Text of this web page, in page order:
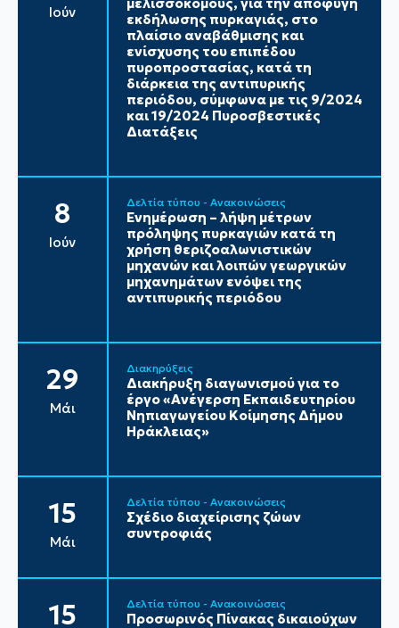
Ιούν
μελισσοκόμους, για την αποφυγή
εκδήλωσης πυρκαγιάς, στο
πλαίσιο αναβάθμισης και
ενίσχυσης του επιπέδου
πυροπροστασίας, κατά τη
διάρκεια της αντιπυρικής
περιόδου, σύμφωνα με τις 9/2024
και 19/2024 Πυροσβεστικές
Διατάξεις
8
Ιούν
Δελτία τύπου - Ανακοινώσεις
Ενημέρωση – λήψη μέτρων
πρόληψης πυρκαγιών κατά τη
χρήση θεριζοαλωνιστικών
μηχανών και λοιπών γεωργικών
μηχανημάτων ενόψει της
αντιπυρικής περιόδου
29
Μάι
Διακηρύξεις
Διακήρυξη διαγωνισμού για το
έργο «Ανέγερση Εκπαιδευτηρίου
Νηπιαγωγείου Κοίμησης Δήμου
Ηράκλειας»
15
Μάι
Δελτία τύπου - Ανακοινώσεις
Σχέδιο διαχείρισης ζώων
συντροφιάς
15 Δελτία τύπου - Ανακοινώσεις
Προσωρινός Πίνακας δικαιούχων